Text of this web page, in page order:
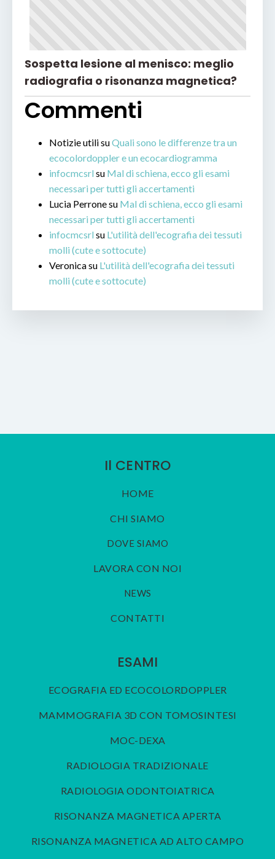
Sospetta lesione al menisco: meglio
radiografia o risonanza magnetica?
Commenti
Notizie utilisuQuali sono le differenze tra un
ecocolordoppler e un ecocardiogramma
infocmcsrl su Mal di schiena, ecco gli esami
necessari per tutti gli accertamenti
Lucia Perronesu Mal di schiena, ecco gli esami
necessari per tutti gli accertamenti
infocmcsrl su L'utilità dell'ecografia dei tessuti
molli (cute e sottocute)
Veronicasu L'utilità dell'ecografia dei tessuti
molli (cute e sottocute)
Il CENTRO
HOME
CHI SIAMO
DOVE SIAMO
LAVORA CON NOI
NEWS
CONTATTI
ESAMI
ECOGRAFIA ED ECOCOLORDOPPLER
MAMMOGRAFIA 3D CON TOMOSINTESI
MOC-DEXA
RADIOLOGIA TRADIZIONALE
RADIOLOGIA ODONTOIATRICA
RISONANZA MAGNETICA APERTA
RISONANZA MAGNETICA AD ALTO CAMPO